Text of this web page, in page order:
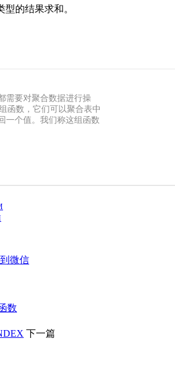
的结果求和。
需要对聚合数据进行操
函数，它们可以聚合表中
一个值。我们称这组函数
微信
数
下一篇